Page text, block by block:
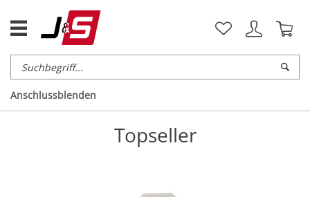
Anschlussblenden
Topseller